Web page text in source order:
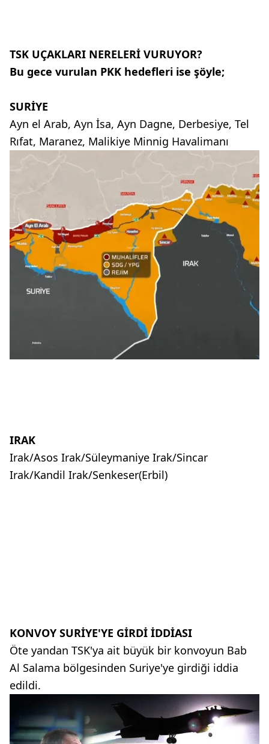
TSK UÇAKLARI NERELERİ VURUYOR?
Bu gece vurulan PKK hedefleri ise şöyle;
SURİYE
Ayn el Arab, Ayn İsa, Ayn Dagne, Derbesiye, Tel
Rıfat, Maranez, Malikiye Minnig Havalimanı
IRAK
Irak/Asos Irak/Süleymaniye Irak/Sincar
Irak/Kandil Irak/Senkeser(Erbil)
KONVOY SURİYE'YE GİRDİ İDDİASI
Öte yandan TSK'ya ait büyük bir konvoyun Bab
Al Salama bölgesinden Suriye'ye girdiği iddia
edildi.